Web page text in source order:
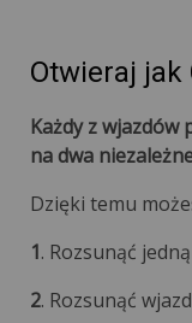
Otwieraj jak
Każdy z wjazdów
na dwa
Dzięki temu
1. Rozsunąć
2. Rozsunąć